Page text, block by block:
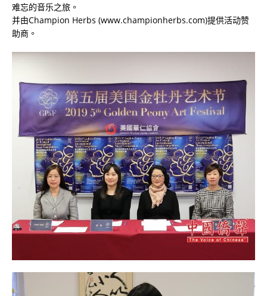
难忘的音乐之旅。
并由Champion Herbs (www.championherbs.com)提供活动赞
助商。